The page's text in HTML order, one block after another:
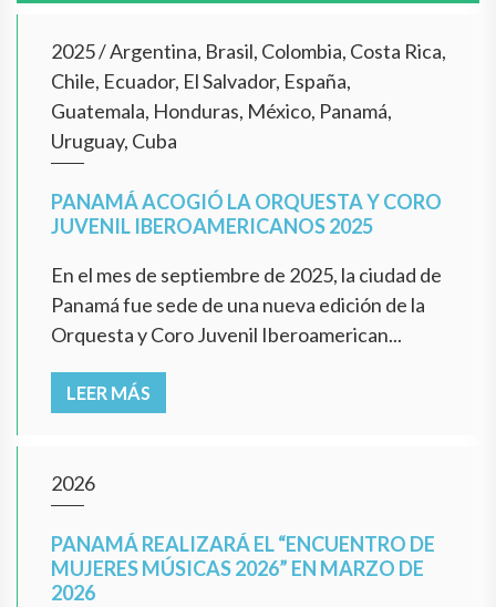
2025/Argentina, Brasil, Colombia, Costa Rica,
Chile, Ecuador, El Salvador, España,
Guatemala, Honduras, México, Panamá,
Uruguay, Cuba
PANAMÁ ACOGIÓ LA ORQUESTA Y CORO
JUVENIL IBEROAMERICANOS 2025
En el mes de septiembre de 2025, la ciudad de
Panamá fue sede de una nueva edición de la
Orquesta y Coro Juvenil Iberoamerican...
LEER MÁS
2026
PANAMÁ REALIZARÁ EL “ENCUENTRO DE
MUJERES MÚSICAS 2026” EN MARZO DE
2026